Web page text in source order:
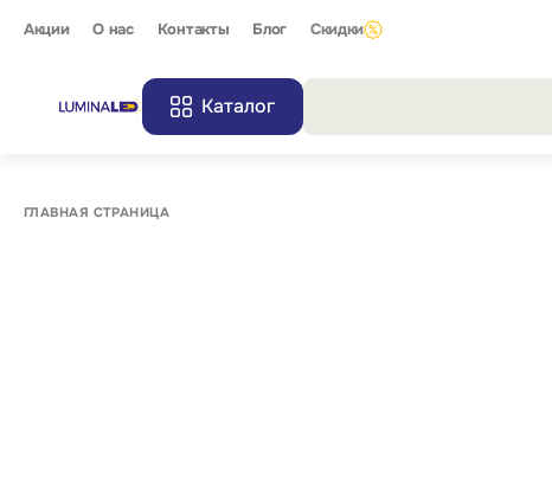
Акции О нас Контакты Блог Скидки
Каталог
ГЛАВНАЯ СТРАНИЦА